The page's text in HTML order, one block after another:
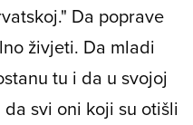
" Da poprave
živjeti. Da mladi
tu i da u svojoj
svi oni koji su otišli